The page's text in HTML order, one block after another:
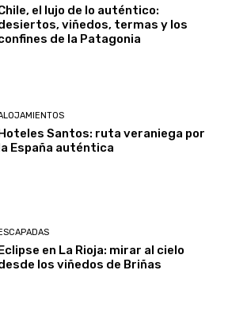
el lujo de lo auténtico:
viñedos, termas y los
de la Patagonia
Hoteles Santos: ruta veraniega por
la España auténtica
en La Rioja: mirar al cielo
los viñedos de Briñas